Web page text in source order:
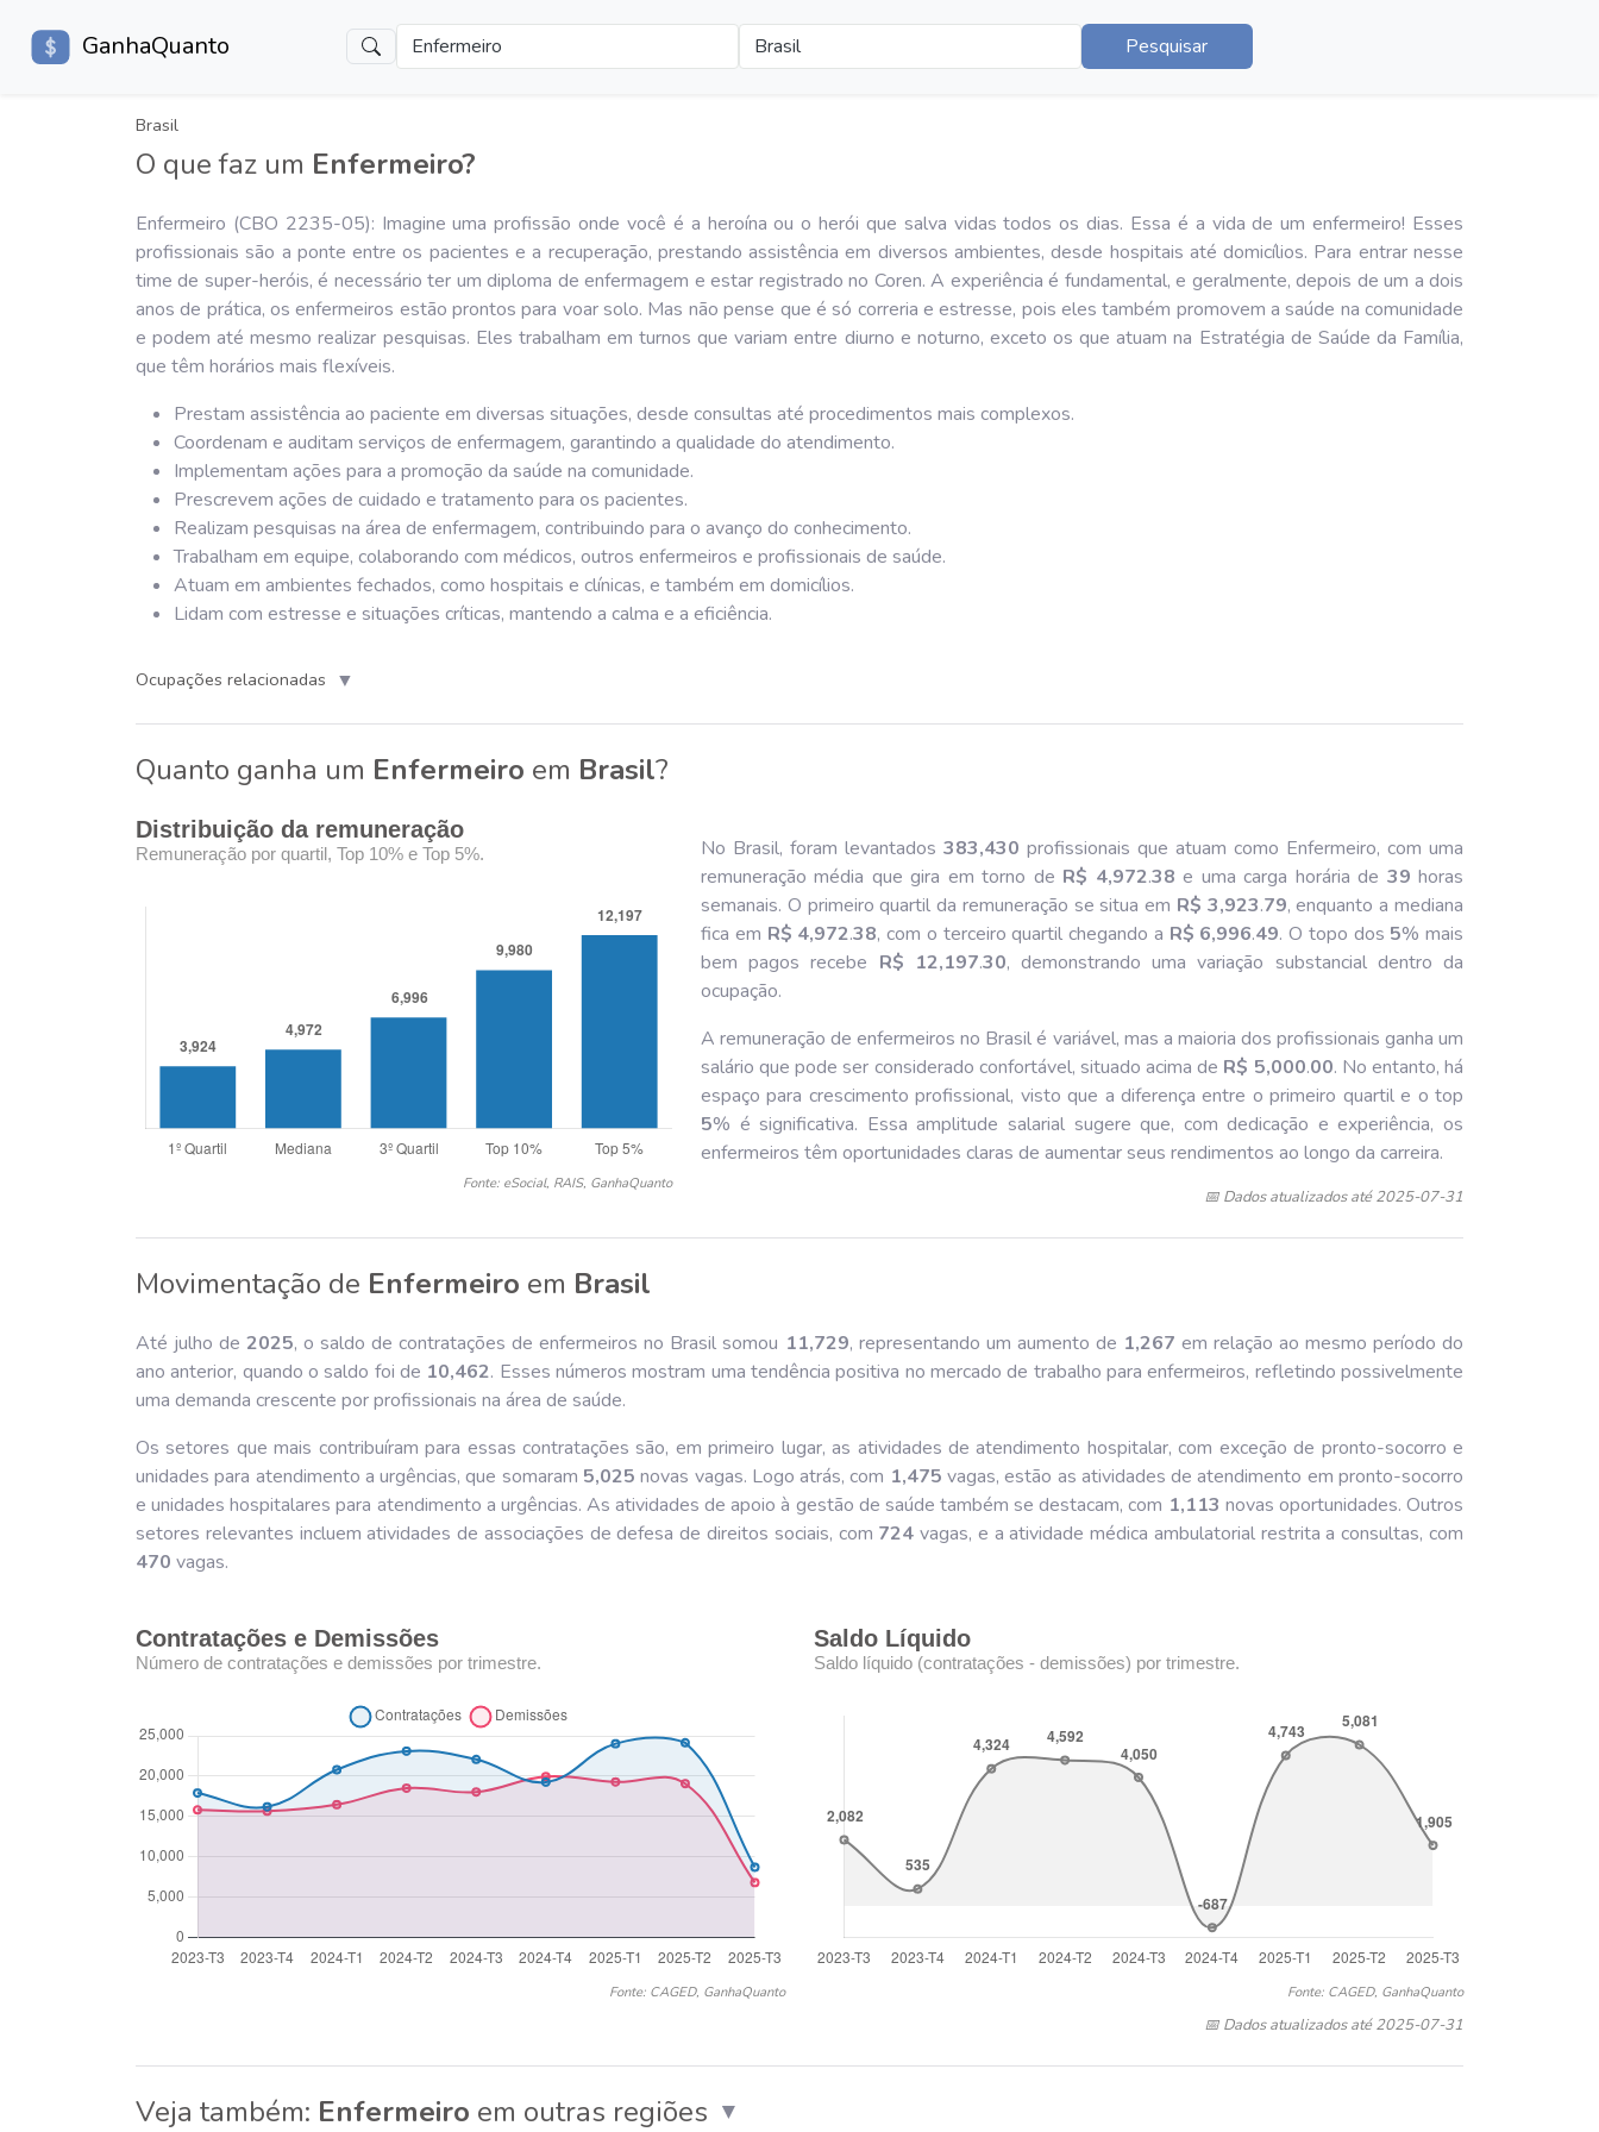
GanhaQuanto Enfermeiro Brasil Pesquisar
Brasil
O que faz um Enfermeiro?
Enfermeiro (CBO 2235-05): Imagine uma profissão onde você é a heroína ou o herói que salva vidas todos os dias. Essa é a vida de um enfermeiro! Esses
profissionais são a ponte entre os pacientes e a recuperação, prestando assistência em diversos ambientes, desde hospitais até domicílios. Para entrar nesse
time de super-heróis, é necessário ter um diploma de enfermagem e estar registrado no Coren. A experiência é fundamental, e geralmente, depois de um a dois
anos de prática, os enfermeiros estão prontos para voar solo. Mas não pense que é só correria e estresse, pois eles também promovem a saúde na comunidade
e podem até mesmo realizar pesquisas. Eles trabalham em turnos que variam entre diurno e noturno, exceto os que atuam na Estratégia de Saúde da Família,
que têm horários mais flexíveis.
Prestam assistência ao paciente em diversas situações, desde consultas até procedimentos mais complexos.
Coordenam e auditam serviços de enfermagem, garantindo a qualidade do atendimento.
Implementam ações para a promoção da saúde na comunidade.
Prescrevem ações de cuidado e tratamento para os pacientes.
Realizam pesquisas na área de enfermagem, contribuindo para o avanço do conhecimento.
Trabalham em equipe, colaborando com médicos, outros enfermeiros e profissionais de saúde.
Atuam em ambientes fechados, como hospitais e clínicas, e também em domicílios.
Lidam com estresse e situações críticas, mantendo a calma e a eficiência.
Ocupações relacionadas ▼
Quanto ganha um Enfermeiro em Brasil?
Distribuição da remuneração
Remuneração por quartil, Top 10% e Top 5%.
Fonte: eSocial, RAIS, GanhaQuanto
No Brasil, foram levantados 383,430 profissionais que atuam como Enfermeiro, com uma
remuneração média que gira em torno de R$ 4,972.38 e uma carga horária de 39 horas
semanais. O primeiro quartil da remuneração se situa em R$ 3,923.79, enquanto a mediana
fica em R$ 4,972.38, com o terceiro quartil chegando a R$ 6,996.49. O topo dos 5% mais
bem pagos recebe R$ 12,197.30, demonstrando uma variação substancial dentro da
ocupação.
A remuneração de enfermeiros no Brasil é variável, mas a maioria dos profissionais ganha um
salário que pode ser considerado confortável, situado acima de R$ 5,000.00. No entanto, há
espaço para crescimento profissional, visto que a diferença entre o primeiro quartil e o top
5% é significativa. Essa amplitude salarial sugere que, com dedicação e experiência, os
enfermeiros têm oportunidades claras de aumentar seus rendimentos ao longo da carreira.
📅 Dados atualizados até 2025-07-31
Movimentação de Enfermeiro em Brasil
Até julho de2025, o saldo de contratações de enfermeiros no Brasil somou 11,729, representando um aumento de 1,267 em relação ao mesmo período do
ano anterior, quando o saldo foi de 10,462. Esses números mostram uma tendência positiva no mercado de trabalho para enfermeiros, refletindo possivelmente
uma demanda crescente por profissionais na área de saúde.
Os setores que mais contribuíram para essas contratações são, em primeiro lugar, as atividades de atendimento hospitalar, com exceção de pronto-socorro e
unidades para atendimento a urgências, que somaram 5,025 novas vagas. Logo atrás, com 1,475 vagas, estão as atividades de atendimento em pronto-socorro
e unidades hospitalares para atendimento a urgências. As atividades de apoio à gestão de saúde também se destacam, com 1,113 novas oportunidades. Outros
setores relevantes incluem atividades de associações de defesa de direitos sociais, com 724 vagas, e a atividade médica ambulatorial restrita a consultas, com
470 vagas.
Contratações e Demissões
Número de contratações e demissões por trimestre.
Fonte: CAGED, GanhaQuanto
Saldo Líquido
Saldo líquido (contratações - demissões) por trimestre.
Fonte: CAGED, GanhaQuanto
📅 Dados atualizados até 2025-07-31
Veja também: Enfermeiro em outras regiões ▼